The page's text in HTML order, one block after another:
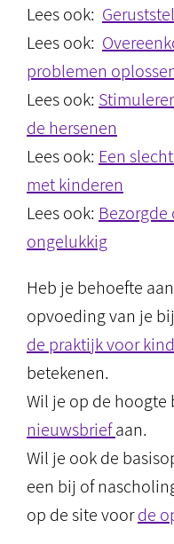
Lees ook:
Lees ook:
problemen
Lees ook:
de hersenen
Lees ook: Een
met kinderen
Lees ook:
ongelukkig
Heb je behoefte
opvoeding van je
de praktijk voor
betekenen.
Wil je op de hoogte
nieuwsbriefaan.
Wil je ook de
een bij of
op de site voorde